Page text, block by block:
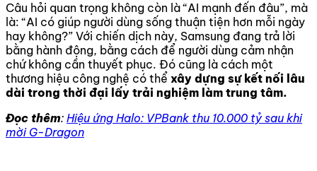
Câu hỏi quan trọng không còn là “AI mạnh đến đâu”, mà
là: “AI có giúp người dùng sống thuận tiện hơn mỗi ngày
hay không?” Với chiến dịch này, Samsung đang trả lời
bằng hành động, bằng cách để người dùng cảm nhận
chứ không cần thuyết phục. Đó cũng là cách một
thương hiệu công nghệ có thể xây dựng sự kết nối lâu
dài trong thời đại lấy trải nghiệm làm trung tâm.
Đọc thêm: Hiệu ứng Halo: VPBank thu 10.000 tỷ sau khi
mời G-Dragon